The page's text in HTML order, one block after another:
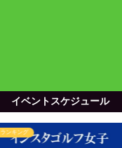
イベントスケジュール
ランキング